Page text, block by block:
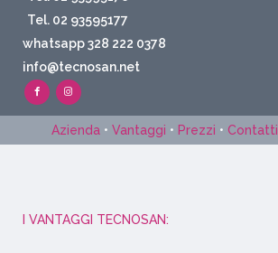
Tel. 02 93595177
whatsapp 328 222 0378
info@tecnosan.net
Azienda• Vantaggi • Prezzi • Contatti
I VANTAGGI TECNOSAN: